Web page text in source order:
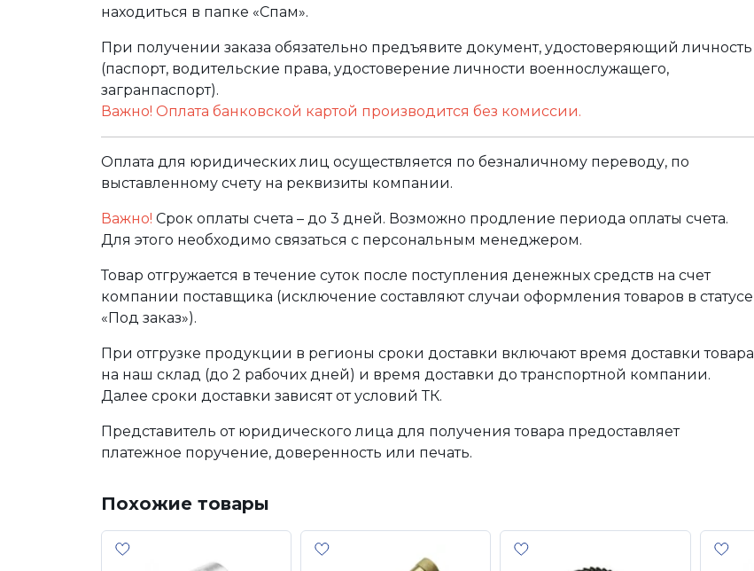
находиться в папке «Спам».
При получении заказа обязательно предъявите документ, удостоверяющий личность
(паспорт, водительские права, удостоверение личности военнослужащего,
загранпаспорт).
Важно! Оплата банковской картой производится без комиссии.
Оплата для юридических лиц осуществляется по безналичному переводу, по
выставленному счету на реквизиты компании.
Важно! Срок оплаты счета – до 3 дней. Возможно продление периода оплаты счета.
Для этого необходимо связаться с персональным менеджером.
Товар отгружается в течение суток после поступления денежных средств на счет
компании поставщика (исключение составляют случаи оформления товаров в статусе
«Под заказ»).
При отгрузке продукции в регионы сроки доставки включают время доставки товара
на наш склад (до 2 рабочих дней) и время доставки до транспортной компании.
Далее сроки доставки зависят от условий ТК.
Представитель от юридического лица для получения товара предоставляет
платежное поручение, доверенность или печать.
Похожие товары